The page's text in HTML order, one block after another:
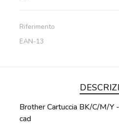
Riferimento
EAN-13
Brother Cartuccia BK/C/M/
cad